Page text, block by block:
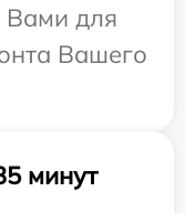
Вами для
Вашего
минут